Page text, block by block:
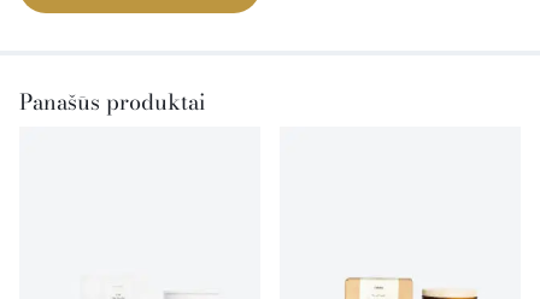
Panašūs produktai